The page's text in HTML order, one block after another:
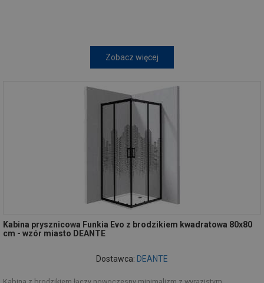
Zobacz więcej
Kabina prysznicowa Funkia Evo z brodzikiem kwadratowa 80x80
cm - wzór miasto DEANTE
Dostawca: DEANTE